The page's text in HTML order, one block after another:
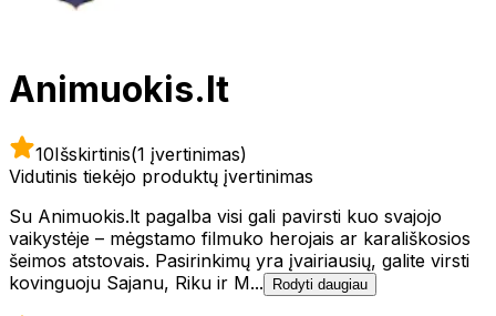
Animuokis.lt
10Išskirtinis(1 įvertinimas)
Vidutinis tiekėjo produktų įvertinimas
Su Animuokis.lt pagalba visi gali pavirsti kuo svajojo
vaikystėje – mėgstamo filmuko herojais ar karališkosios
šeimos atstovais. Pasirinkimų yra įvairiausių, galite virsti
kovinguoju Sajanu, Riku ir M...
Rodyti daugiau